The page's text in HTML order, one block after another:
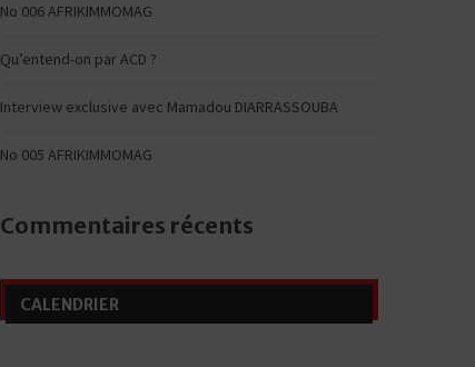
No 006 AFRIKIMMOMAG
Qu’entend-on par ACD ?
Interview exclusive avec Mamadou DIARRASSOUBA
No 005 AFRIKIMMOMAG
Commentaires récents
CALENDRIER